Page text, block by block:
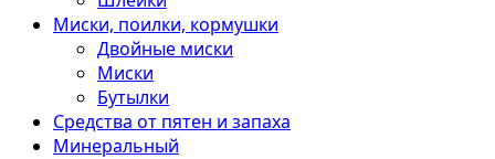
Миски, поилки, кормушки
Двойные миски
Миски
Бутылки
Средства от пятен и запаха
Минеральный